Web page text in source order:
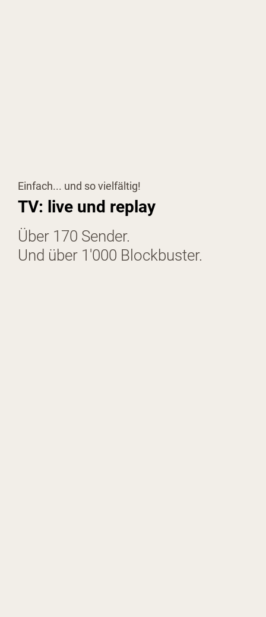
Einfach... und so vielfältig!
TV: live und replay
Über 170 Sender.
Und über 1'000 Blockbuster.